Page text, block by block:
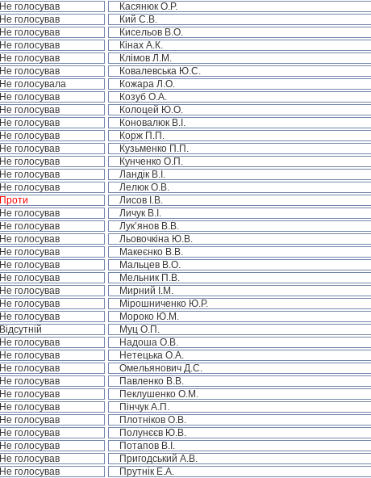
Не голосував Касянюк О.Р.
Не голосував Кий С.В.
Не голосував Кисельов В.О.
Не голосував Кінах А.К.
Не голосував Клімов Л.М.
Не голосував Ковалевська Ю.С.
Не голосувала Кожара Л.О.
Не голосував Козуб О.А.
Не голосував Колоцей Ю.О.
Не голосував Коновалюк В.І.
Не голосував Корж П.П.
Не голосував Кузьменко П.П.
Не голосував Кунченко О.П.
Не голосував Ландік В.І.
Не голосував Лелюк О.В.
Проти Лисов І.В.
Не голосував Личук В.І.
Не голосував Лук’янов В.В.
Не голосував Льовочкіна Ю.В.
Не голосував Макеєнко В.В.
Не голосував Мальцев В.О.
Не голосував Мельник П.В.
Не голосував Мирний І.М.
Не голосував Мірошниченко Ю.Р.
Не голосував Мороко Ю.М.
Відсутній Муц О.П.
Не голосував Надоша О.В.
Не голосував Нетецька О.А.
Не голосував Омельянович Д.С.
Не голосував Павленко В.В.
Не голосував Пеклушенко О.М.
Не голосував Пінчук А.П.
Не голосував Плотніков О.В.
Не голосував Полунєєв Ю.В.
Не голосував Потапов В.І.
Не голосував Пригодський А.В.
Не голосував Прутнік Е.А.